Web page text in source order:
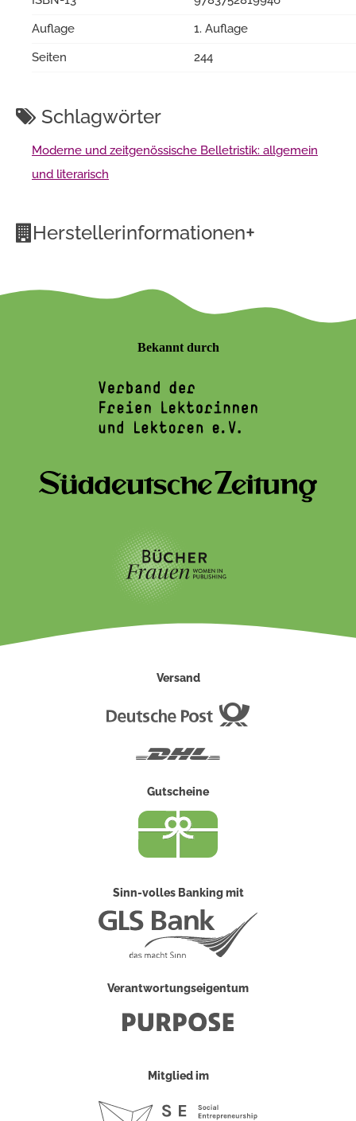
Auflage
1. Auflage
Seiten
244
Schlagwörter
Moderne und zeitgenössische Belletristik: allgemein
und literarisch
Herstellerinformationen+
Bekannt durch
Versand
Gutscheine
Sinn-volles Banking mit
Verantwortungseigentum
Mitglied im